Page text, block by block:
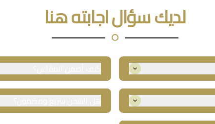
لديك سؤال اجابته هنا
نوفر جدول مقاسات دقيق ودعم فني